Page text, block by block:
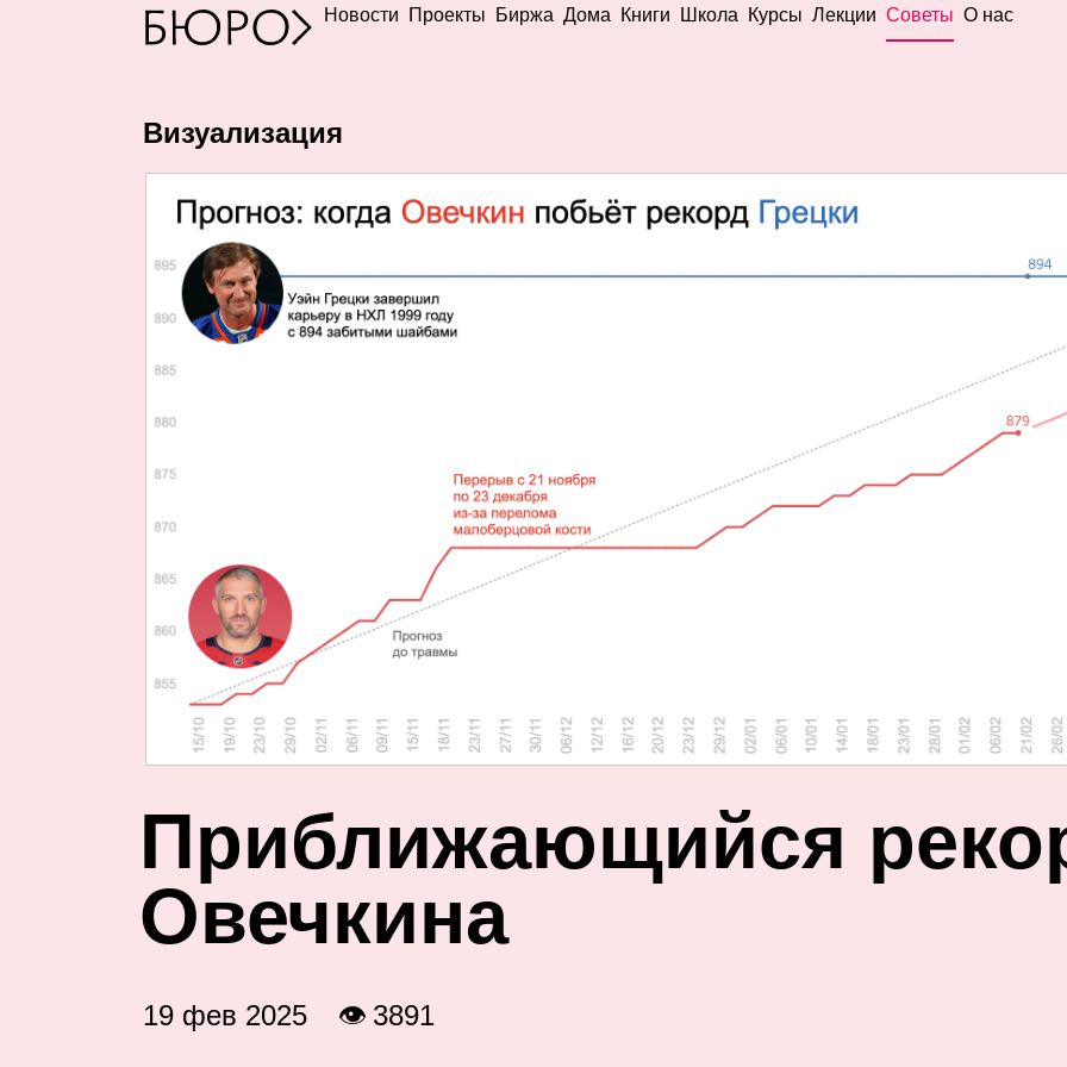
Новости Проекты Биржа Дома Книги Школа Курсы Лекции Советы О нас
Визуализация
Приближающийся
Овечкина
19 фев 2025 👁 3891